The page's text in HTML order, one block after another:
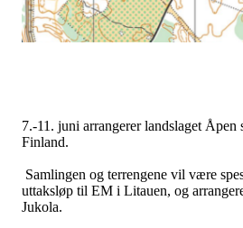
7.-11. juni arrangerer landslaget Åpen
Finland.
Samlingen og terrengene vil være
uttaksløp til EM i Litauen, og
Jukola.